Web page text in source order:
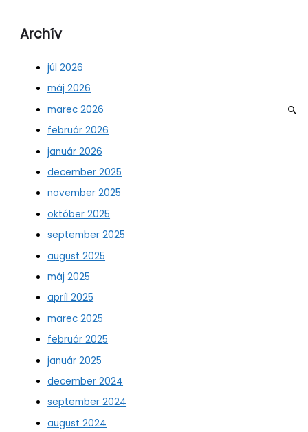
Archív
júl 2026
máj 2026
marec 2026
február 2026
január 2026
december 2025
november 2025
október 2025
september 2025
august 2025
máj 2025
apríl 2025
marec 2025
február 2025
január 2025
december 2024
september 2024
august 2024